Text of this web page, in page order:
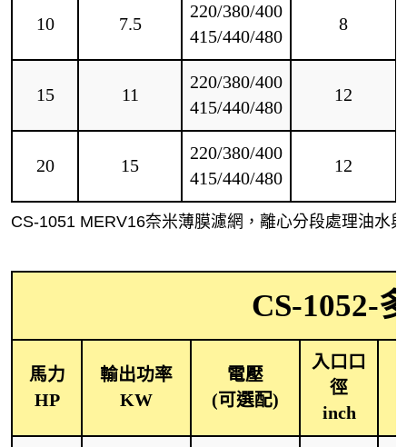
CS-1051 MERV16奈米薄膜濾網，離心分段處理油水
10 7.5
220/380/400
415/440/480
8
15 11
220/380/400
415/440/480
12
20 15
220/380/400
415/440/480
12
CS-1052-
馬力
HP
輸出功率
KW
電壓
(可選配)
入口口
徑
inch